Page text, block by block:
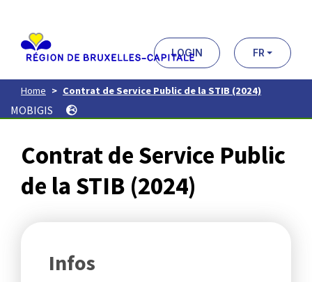
contenu
principal
LOGIN FR
Home Contrat de Service Public de la STIB (2024)
MOBIGIS
Contrat de Service Public
de la STIB (2024)
Infos